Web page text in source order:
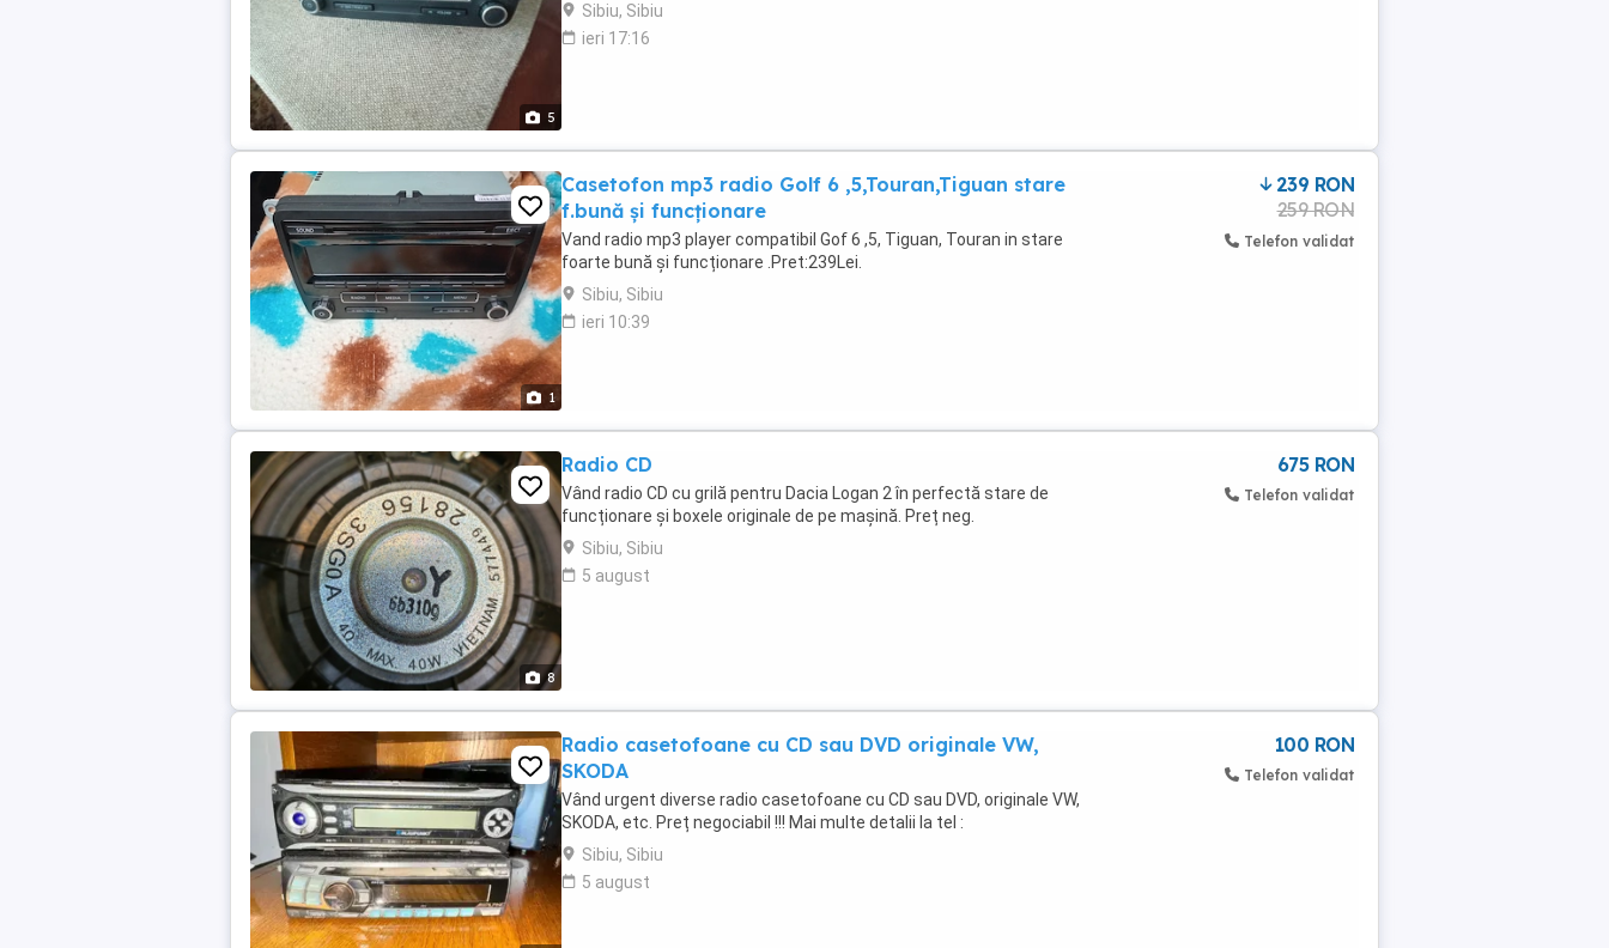
5
Sibiu, Sibiu
ieri 17:16
1
Casetofon mp3 radio Golf 6 ,5,Touran,Tiguan stare
f.bună și funcționare
Vand radio mp3 player compatibil Gof 6 ,5, Tiguan, Touran in stare
foarte bună și funcționare .Pret:239Lei.
Sibiu, Sibiu
ieri 10:39
239 RON
259 RON
Telefon validat
8
Radio CD
Vând radio CD cu grilă pentru Dacia Logan 2 în perfectă stare de
funcționare și boxele originale de pe mașină. Preț neg.
Sibiu, Sibiu
5 august
675 RON
Telefon validat
Radio casetofoane cu CD sau DVD originale VW,
SKODA
Vând urgent diverse radio casetofoane cu CD sau DVD, originale VW,
SKODA, etc. Preț negociabil !!! Mai multe detalii la tel :
Sibiu, Sibiu
5 august
100 RON
Telefon validat